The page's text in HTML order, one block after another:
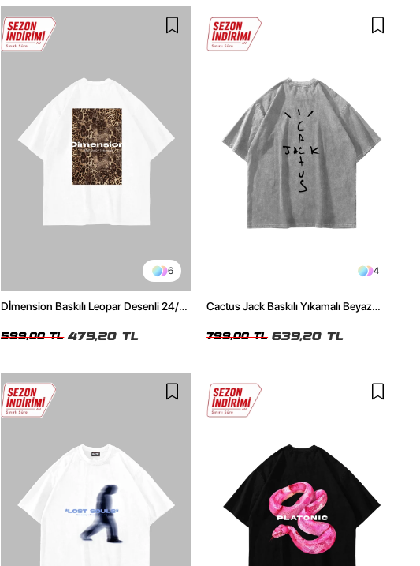
6
Dİmension Baskılı Leopar Desenli 24/1
599,00 TL 479,20 TL
4
Cactus Jack Baskılı Yıkamalı Beyaz
799,00 TL 639,20 TL